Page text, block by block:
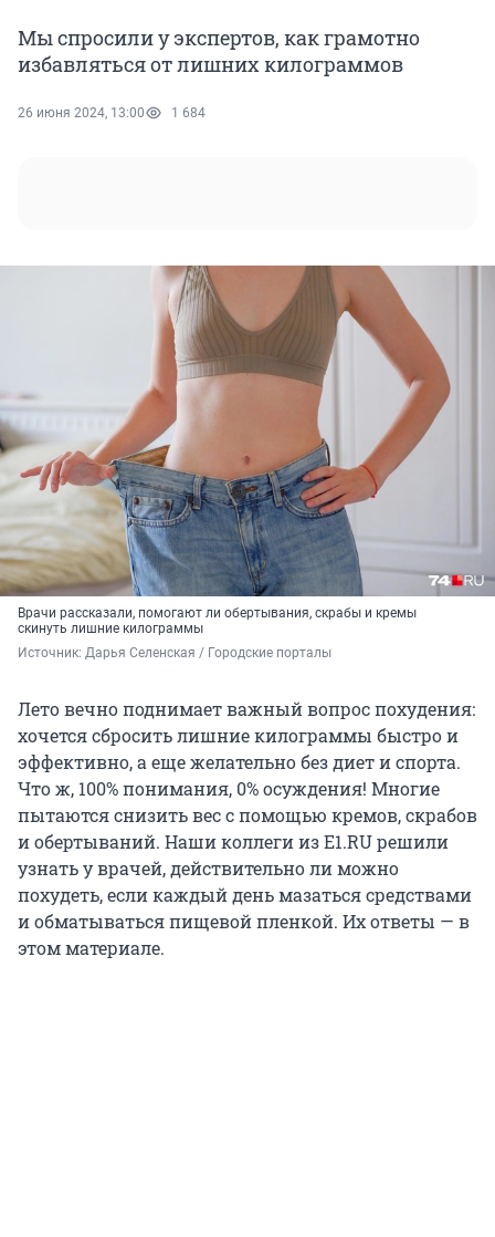
Мы спросили у экспертов, как грамотно
избавляться от лишних килограммов
26 июня 2024, 13:00 1 684
Врачи рассказали, помогают ли обертывания, скрабы и кремы
скинуть лишние килограммы
Источник: Дарья Селенская / Городские порталы
Лето вечно поднимает важный вопрос похудения:
хочется сбросить лишние килограммы быстро и
эффективно, а еще желательно без диет и спорта.
Что ж, 100% понимания, 0% осуждения! Многие
пытаются снизить вес с помощью кремов, скрабов
и обертываний. Наши коллеги из E1.RU решили
узнать у врачей, действительно ли можно
похудеть, если каждый день мазаться средствами
и обматываться пищевой пленкой. Их ответы — в
этом материале.